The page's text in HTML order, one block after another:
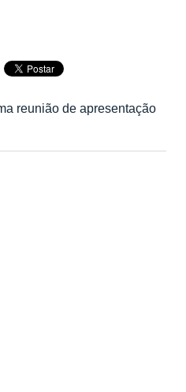
reunião de apresentação